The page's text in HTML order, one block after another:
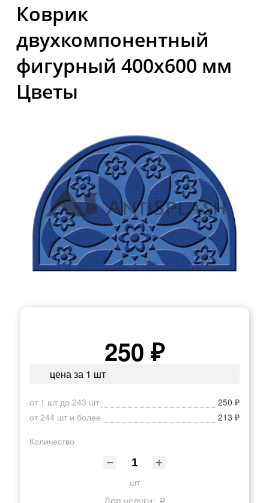
Коврик
двухкомпонентный
фигурный 400х600 мм
Цветы
250 ₽
цена за 1 шт
от 1 шт до 243 шт
250 ₽
от 244 шт и более
213 ₽
Количество
шт